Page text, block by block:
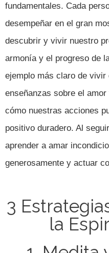
fundamentales. Cada
desempeñar en el gran
descubrir y vivir nuestro
armonía y el progreso de
ejemplo más claro de vivir
enseñanzas sobre el
cómo nuestras acciones
positivo duradero. Al
aprender a amar
generosamente y actuar
3
la